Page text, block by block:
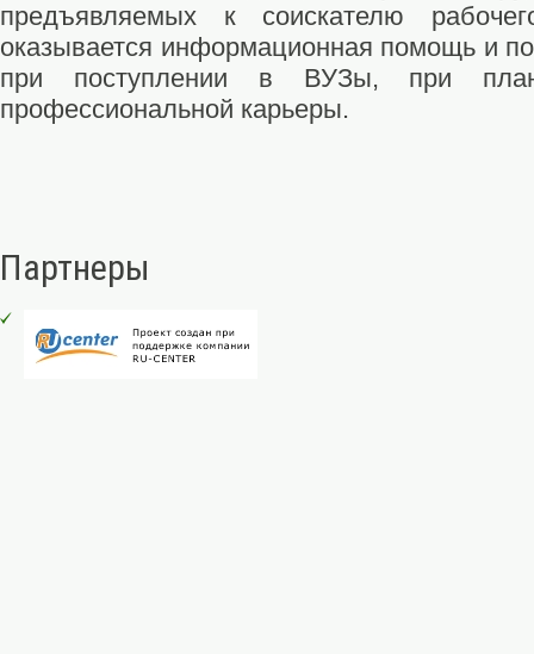
предъявляемых к соискателю
оказывается информационная помощь и
при поступлении в ВУЗы, при
профессиональной карьеры.
Партнеры